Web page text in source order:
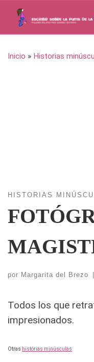
Saltar al contenido
Inicio » Historias
HISTORIAS
por Margarita del Brezo |
Todos los que
impresionados.
Otras histórias minúsculas